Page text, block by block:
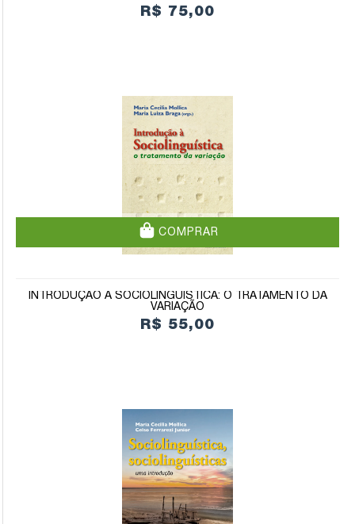
R$ 75,00
COMPRAR
INTRODUÇÃO À SOCIOLINGUÍSTICA: O TRATAMENTO DA
VARIAÇÃO
R$ 55,00